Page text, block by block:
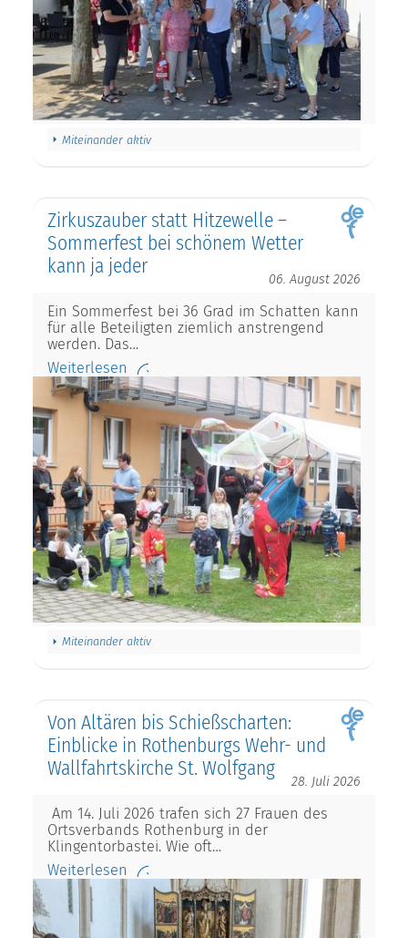
Miteinander aktiv
Zirkuszauber statt Hitzewelle –
Sommerfest bei schönem Wetter
kann ja jeder
06. August 2026
Ein Sommerfest bei 36 Grad im Schatten kann
für alle Beteiligten ziemlich anstrengend
werden. Das…
Weiterlesen
Miteinander aktiv
Von Altären bis Schießscharten:
Einblicke in Rothenburgs Wehr- und
Wallfahrtskirche St. Wolfgang
28. Juli 2026
Am 14. Juli 2026 trafen sich 27 Frauen des
Ortsverbands Rothenburg in der
Klingentorbastei. Wie oft…
Weiterlesen